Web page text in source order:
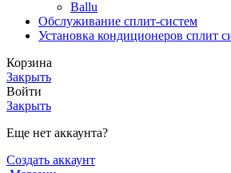
Ballu
Обслуживание сплит-систем
Установка кондиционеров сплит
Корзина
Закрыть
Войти
Закрыть
Еще нет аккаунта?
Создать аккаунт